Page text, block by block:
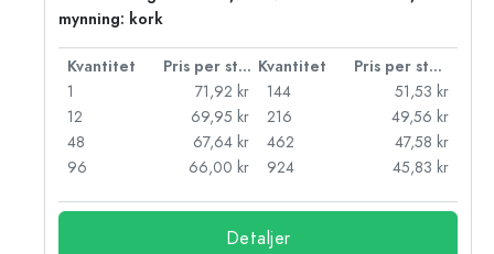
mynning: kork
Kvantitet Pris per styck Kvantitet
Pris per styck
1
71,92 kr
12
69,95 kr
48
67,64 kr
96
66,00 kr
144
51,53 kr
216
49,56 kr
462
47,58 kr
924
45,83 kr
Detaljer